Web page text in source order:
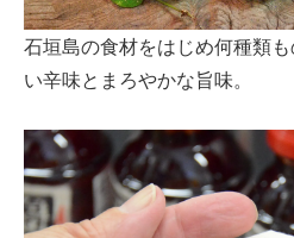
石垣島の食材をはじめ何種類
い辛味とまろやかな旨味。